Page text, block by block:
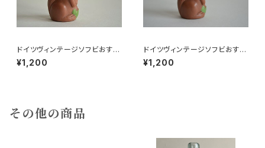
ドイツヴィンテージソフビおすま
しネコ？B7
¥1,200
ドイツヴィンテージソフビおすま
しネコ？32
¥1,200
その他の商品